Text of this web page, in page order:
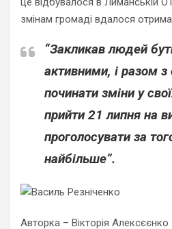
змінам громаді вдалося
“Закликав людей
активними, і разом
починати зміни у
прийти 21 липня на
проголосувати за
найбільше”.
Авторка – Вікторія Алексєєнко